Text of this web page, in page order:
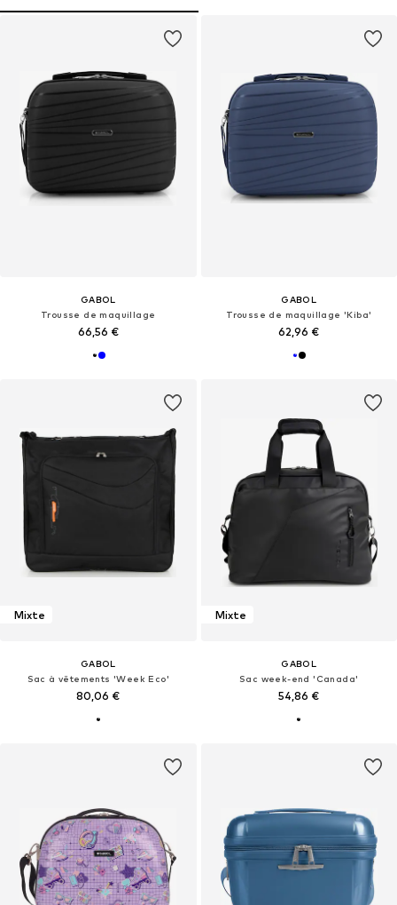
GABOL
Trousse de maquillage
66,56 €
GABOL
Trousse de maquillage 'Kiba'
62,96 €
Mixte
GABOL
Sac à vêtements 'Week Eco'
80,06 €
Mixte
GABOL
Sac week-end 'Canada'
54,86 €